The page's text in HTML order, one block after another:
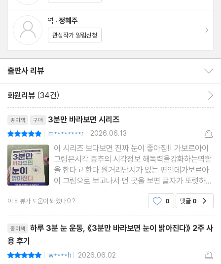
칼럼④ 눈 건강을 위해서는 수분이 필수입니다!
가보르 아이 무엇이든 Q&A③
정답
칼럼⑤ 1시간에 3번은 천천히 눈을 깜빡이세요!
참고 문헌
역 : 정혜주
관심작가 알림신청
출판사 리뷰
회원리뷰 (34건)
종이책 구매 3분만 바라보면 시리즈
| m********r | 2026.06.13
이 시리즈 보다보면 진짜 눈이 좋아짐!! 가보르아이
그림은시각 중추의 시각정보 해독력을강화하는역할
을 한다고 한다.원거리난시가 있는 편인데가보르아
이 그림으로 보고나서 먼 곳을 보면 글자가 또렷하게
이 리뷰가 도움이 되었나요? 0 댓글 0
종이책
하루 3분 눈 운동, 《3분만 바라보면 눈이 밝아진다》 2주 사
용 후기
| w****h | 2026.06.02